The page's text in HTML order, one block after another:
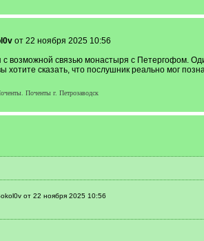
от 22 ноября 2025 10:56
с возможной связью монастыря с Петергофом.
хотите сказать, что послушник реально мог
Поченты г. Петрозаводск
от 22 ноября 2025 10:56